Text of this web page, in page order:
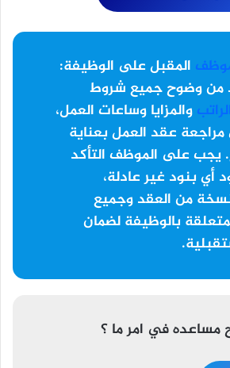
المقبل على الوظيفة:
من وضوح جميع شروط
الراتب والمزايا وساعات العمل،
مراجعة عقد العمل بعناية
يجب على الموظف التأكد
بنود غير عادلة،
من العقد وجميع
بالوظيفة لضمان
مساعده في امر ما ؟